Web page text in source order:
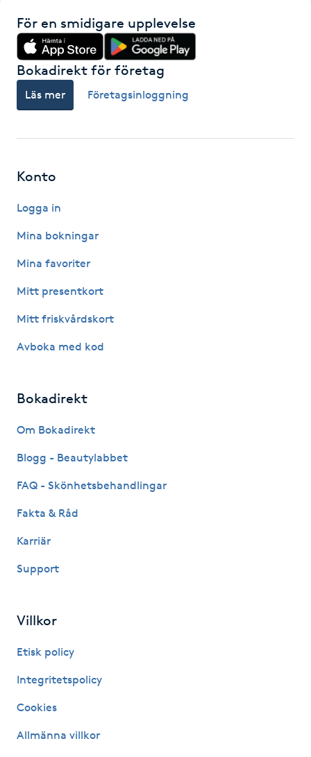
Herrklippning
HIFU
Hot Stone Massage
Hot yoga
Huduppstramning
Hudvård
Hårborttagning
Hårbottenbehandling
Hårvård
Hälsprickor
Idrottsmassage
IPL
För en smidigare upplevelse
Bokadirekt för företag
Läs mer Företagsinloggning
Konto
Logga in
Mina bokningar
Mina favoriter
Mitt presentkort
Mitt friskvårdskort
Avboka med kod
Bokadirekt
Om Bokadirekt
Blogg - Beautylabbet
FAQ - Skönhetsbehandlingar
Fakta & Råd
Karriär
Support
Villkor
Etisk policy
Integritetspolicy
Cookies
Allmänna villkor